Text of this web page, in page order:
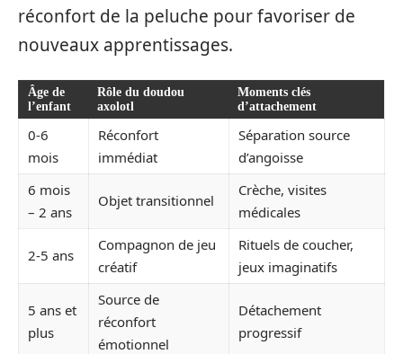
réconfort de la peluche pour favoriser de
nouveaux apprentissages.
Âge de
l’enfant
Rôle du doudou
axolotl
Moments clés
d’attachement
0-6
mois
Réconfort
immédiat
Séparation source
d’angoisse
6 mois
– 2 ans
Objet transitionnel
Crèche, visites
médicales
2-5 ans
Compagnon de jeu
créatif
Rituels de coucher,
jeux imaginatifs
5 ans et
plus
Source de
réconfort
émotionnel
Détachement
progressif